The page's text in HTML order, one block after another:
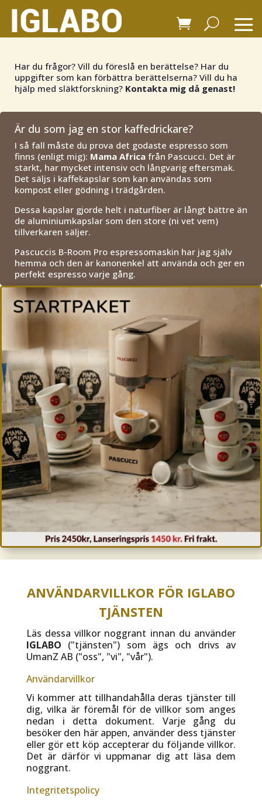
Har du frågor? Vill du föreslå en berättelse? Har du
uppgifter som kan förbättra berättelserna? Vill du ha
hjälp med släktforskning? Kontakta mig då genast!
Är du som jag en stor kaffedrickare?
I så fall måste du prova det godaste espresso som
finns (enligt mig): Mama Africa från Pascucci. Det är
starkt, har mycket intensiv och långvarig eftersmak.
Det säljs i kaffekapslar som kan användas som
kompost eller gödning i trädgården.
Dessa kapslar gjorde helt i naturfiber är långt bättre än
de aluminiumkapslar som den store (ni vet vem)
tillverkaren säljer.
Pascuccis B-Room Pro espressomaskin har jag själv
hemma och den är kanonenkel att använda och ger en
perfekt espresso varje gång.
ANVÄNDARVILLKOR FÖR IGLABO
TJÄNSTEN
Läs dessa villkor noggrant innan du använder
IGLABO ("tjänsten") som ägs och drivs av
UmanZ AB ("oss", "vi", "vår").
Användarvillkor
Vi kommer att tillhandahålla deras tjänster till
dig, vilka är föremål för de villkor som anges
nedan i detta dokument. Varje gång du
besöker den här appen, använder dess tjänster
eller gör ett köp accepterar du följande villkor.
Det är därför vi uppmanar dig att läsa dem
noggrant.
Integritetspolicy